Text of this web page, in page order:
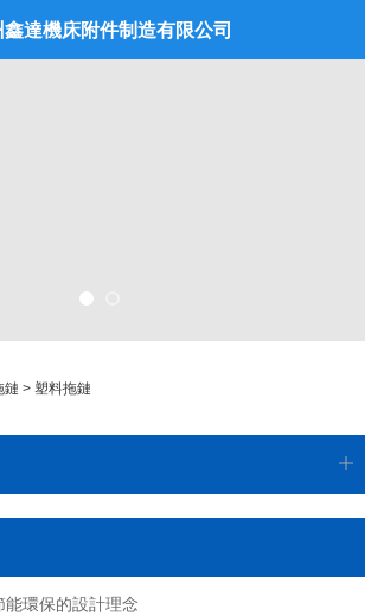
達機床附件制造有限公司
鏈 > 塑料拖鏈
環保的設計理念